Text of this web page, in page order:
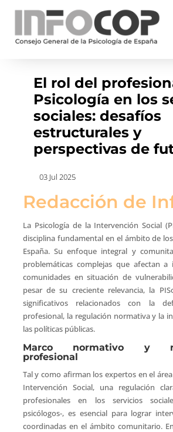
El rol del
Psicología en los
sociales: desafíos
estructurales y
perspectivas de
03 Jul 2025
Redacción de
La Psicología de la Intervención Social
disciplina fundamental en el ámbito de los
España. Su enfoque integral y
problemáticas complejas que afectan
comunidades en situación de
pesar de su creciente relevancia, la
significativos relacionados con la
profesional, la regulación normativa y la
las políticas públicas.
Marco normativo y
profesional
Tal y como afirman los expertos en el
Intervención Social, una regulación
profesionales en los servicios
psicólogos-, es esencial para lograr
coordinadas en el ámbito comunitario.